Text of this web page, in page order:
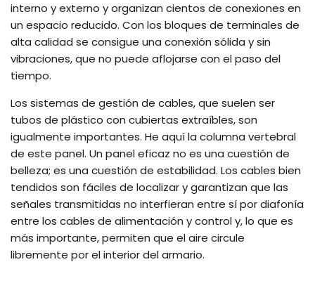
interno y externo y organizan cientos de conexiones en
un espacio reducido. Con los bloques de terminales de
alta calidad se consigue una conexión sólida y sin
vibraciones, que no puede aflojarse con el paso del
tiempo.
Los sistemas de gestión de cables, que suelen ser
tubos de plástico con cubiertas extraíbles, son
igualmente importantes. He aquí la columna vertebral
de este panel. Un panel eficaz no es una cuestión de
belleza; es una cuestión de estabilidad. Los cables bien
tendidos son fáciles de localizar y garantizan que las
señales transmitidas no interfieran entre sí por diafonía
entre los cables de alimentación y control y, lo que es
más importante, permiten que el aire circule
libremente por el interior del armario.